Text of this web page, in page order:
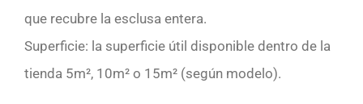
que recubre la esclusa entera.
Superficie: la superficie útil disponible dentro de la
tienda 5m², 10m² o 15m² (según modelo).